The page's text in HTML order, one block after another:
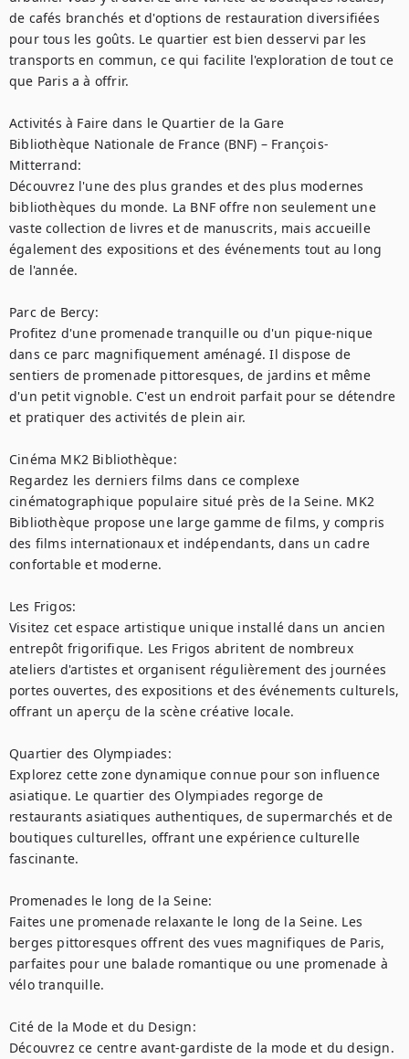
de cafés branchés et d'options de restauration diversifiées
pour tous les goûts. Le quartier est bien desservi par les
transports en commun, ce qui facilite l'exploration de tout ce
que Paris a à offrir.
Activités à Faire dans le Quartier de la Gare
Bibliothèque Nationale de France (BNF) – François-
Mitterrand:
Découvrez l'une des plus grandes et des plus modernes
bibliothèques du monde. La BNF offre non seulement une
vaste collection de livres et de manuscrits, mais accueille
également des expositions et des événements tout au long
de l'année.
Parc de Bercy:
Profitez d'une promenade tranquille ou d'un pique-nique
dans ce parc magnifiquement aménagé. Il dispose de
sentiers de promenade pittoresques, de jardins et même
d'un petit vignoble. C'est un endroit parfait pour se détendre
et pratiquer des activités de plein air.
Cinéma MK2 Bibliothèque:
Regardez les derniers films dans ce complexe
cinématographique populaire situé près de la Seine. MK2
Bibliothèque propose une large gamme de films, y compris
des films internationaux et indépendants, dans un cadre
confortable et moderne.
Les Frigos:
Visitez cet espace artistique unique installé dans un ancien
entrepôt frigorifique. Les Frigos abritent de nombreux
ateliers d'artistes et organisent régulièrement des journées
portes ouvertes, des expositions et des événements culturels,
offrant un aperçu de la scène créative locale.
Quartier des Olympiades:
Explorez cette zone dynamique connue pour son influence
asiatique. Le quartier des Olympiades regorge de
restaurants asiatiques authentiques, de supermarchés et de
boutiques culturelles, offrant une expérience culturelle
fascinante.
Promenades le long de la Seine:
Faites une promenade relaxante le long de la Seine. Les
berges pittoresques offrent des vues magnifiques de Paris,
parfaites pour une balade romantique ou une promenade à
vélo tranquille.
Cité de la Mode et du Design:
Découvrez ce centre avant-gardiste de la mode et du design.